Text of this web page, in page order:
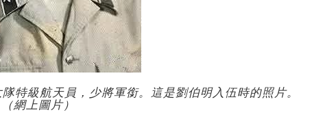
特級航天員，少將軍銜。這是劉伯明入伍時的照片。
（網上圖片）